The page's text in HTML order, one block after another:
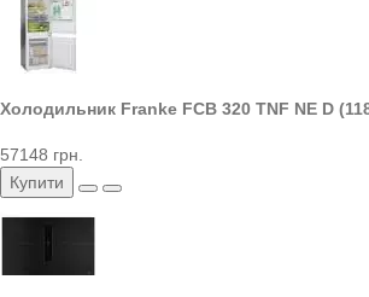
Холодильник Franke FCB 320 TNF NE D
57148 грн.
Купити